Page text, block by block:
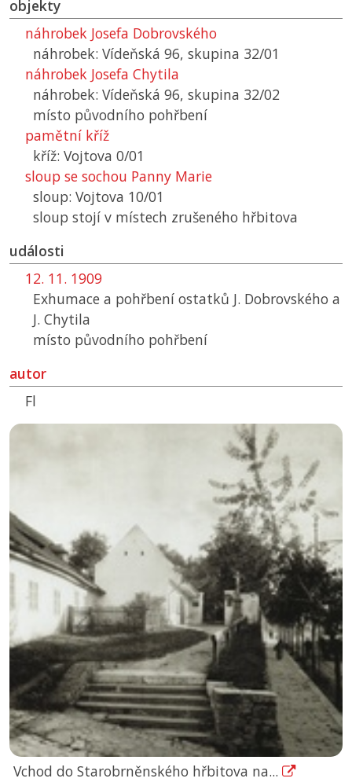
objekty
náhrobek Josefa Dobrovského
náhrobek: Vídeňská 96, skupina 32/01
náhrobek Josefa Chytila
náhrobek: Vídeňská 96, skupina 32/02
místo původního pohřbení
pamětní kříž
kříž: Vojtova 0/01
sloup se sochou Panny Marie
sloup: Vojtova 10/01
sloup stojí v místech zrušeného hřbitova
události
12. 11. 1909
Exhumace a pohřbení ostatků J. Dobrovského a
J. Chytila
místo původního pohřbení
autor
Fl
Vchod do Starobrněnského hřbitova na...